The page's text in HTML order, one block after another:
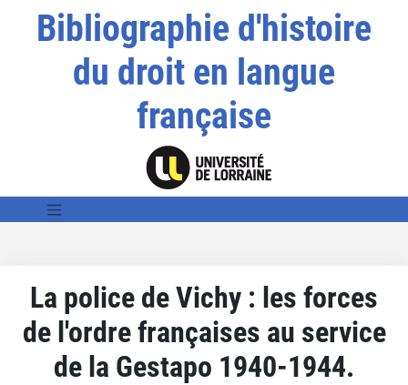
Bibliographie d'histoire
du droit en langue
française
La police de Vichy : les forces
de l'ordre françaises au service
de la Gestapo 1940-1944.